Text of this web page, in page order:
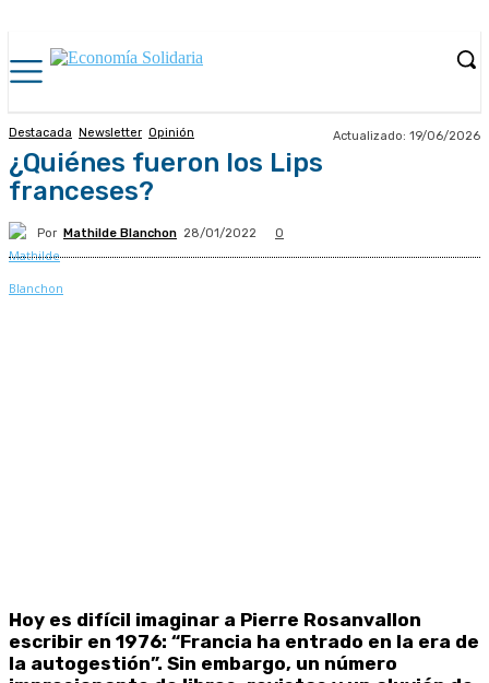
Destacada Newsletter Opinión Actualizado: 19/06/2026
¿Quiénes fueron los Lips
franceses?
Por Mathilde Blanchon 28/01/2022 0
Hoy es difícil imaginar a Pierre Rosanvallon
escribir en 1976: “Francia ha entrado en la era de
la autogestión”. Sin embargo, un número